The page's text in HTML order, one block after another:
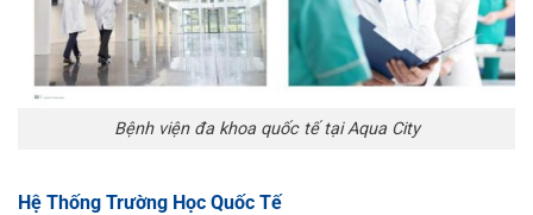
Bệnh viện đa khoa quốc tế tại Aqua City
Hệ Thống Trường Học Quốc Tế